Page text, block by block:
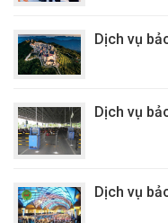
Dịch vụ
Dịch vụ
Dịch vụ